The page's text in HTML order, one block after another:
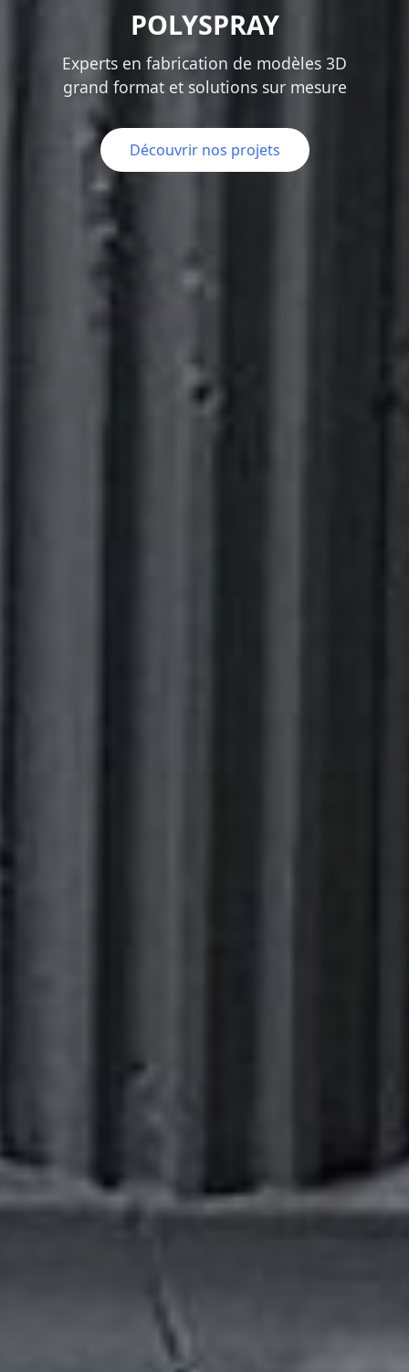
POLYSPRAY
Experts en fabrication de modèles 3D
grand format et solutions sur mesure
Découvrir nos projets